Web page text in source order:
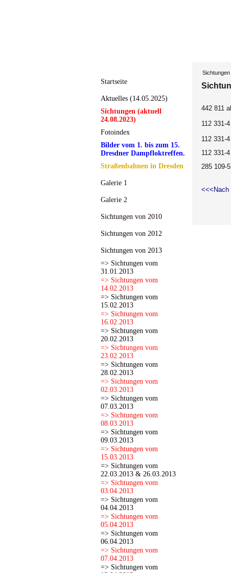
Startseite
Aktuelles (14.05.2025)
Sichtungen (aktuell
24.08.2023)
Fotoindex
Bilder vom 1. bis zum 15.
Dresdner Dampfloktreffen.
Straßenbahnen in Dresden
Galerie 1
Galerie 2
Sichtungen von 2010
Sichtungen von 2012
Sichtungen von 2013
=> Sichtungen vom
31.01.2013
=> Sichtungen vom
14.02.2013
=> Sichtungen vom
15.02.2013
=> Sichtungen vom
16.02.2013
=> Sichtungen vom
20.02.2013
=> Sichtungen vom
23.02.2013
=> Sichtungen vom
28.02.2013
=> Sichtungen vom
02.03.2013
=> Sichtungen vom
07.03.2013
=> Sichtungen vom
08.03.2013
=> Sichtungen vom
09.03.2013
=> Sichtungen vom
15.03.2013
=> Sichtungen vom
22.03.2013 & 26.03.2013
=> Sichtungen vom
03.04.2013
=> Sichtungen vom
04.04.2013
=> Sichtungen vom
05.04.2013
=> Sichtungen vom
06.04.2013
=> Sichtungen vom
07.04.2013
=> Sichtungen vom
442 811
112 331-
112 331-
112 331-
285 109-
<<<Nach